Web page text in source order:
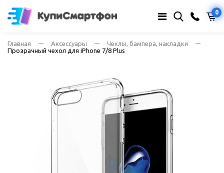
0
Главная Аксессуары
Чехлы, бампера, накладки
Прозрачный чехол для iPhone 7/8 Plus